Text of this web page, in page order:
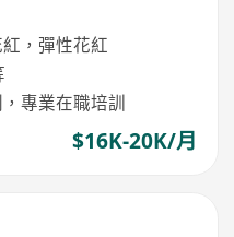
，彈性花紅
專業在職培訓
$16K-20K/月